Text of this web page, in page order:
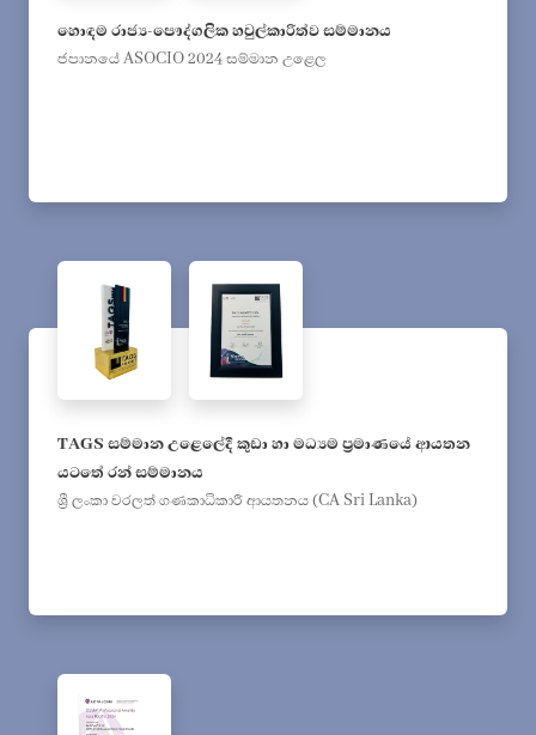
හොඳම රාජ්‍ය-පෞද්ගලික හවුල්කාරිත්ව සම්මානය
ජපානයේ ASOCIO 2024 සම්මාන උළෙල
TAGS සම්මාන උළෙලේදී කුඩා හා මධ්‍යම ප්‍රමාණයේ ආයතන
යටතේ රන් සම්මානය
ශ්‍රී ලංකා වරලත් ගණකාධිකාරී ආයතනය (CA Sri Lanka)